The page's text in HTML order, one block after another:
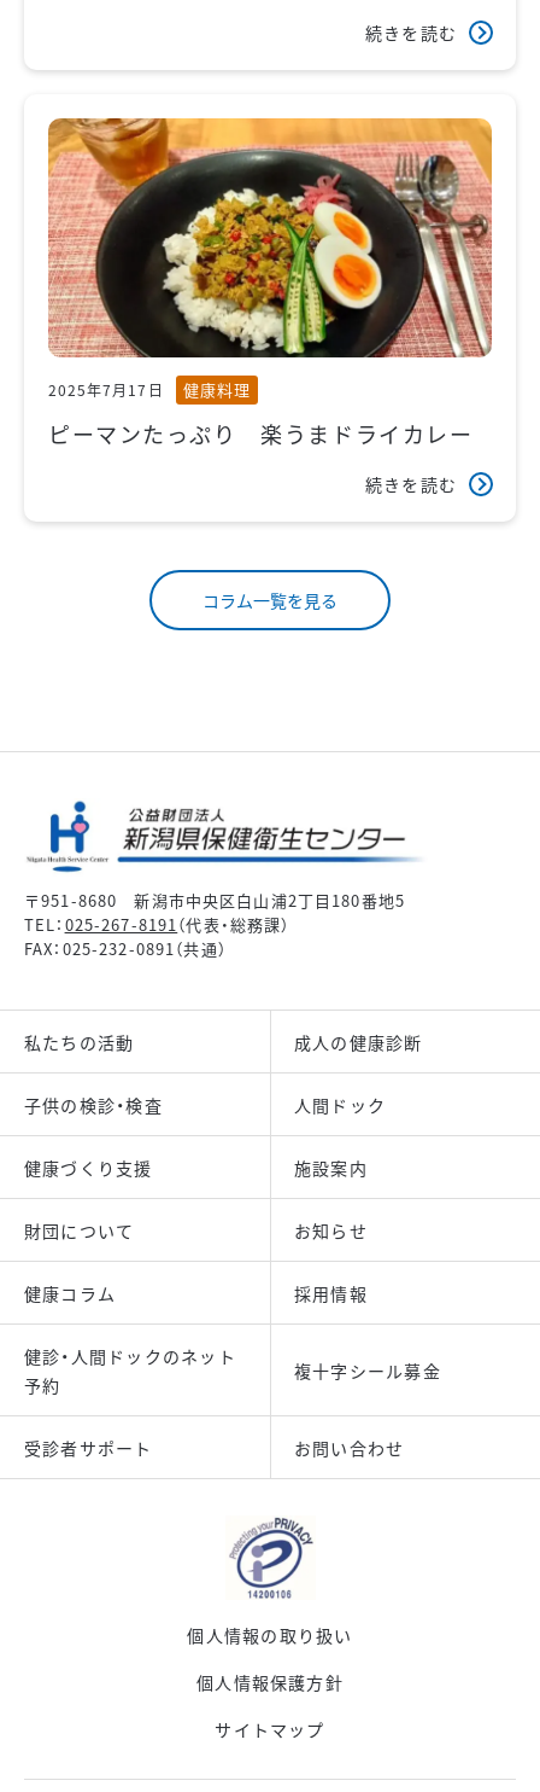
続きを読む
2025年7月17日 健康料理
ピーマンたっぷり 楽うまドライカレー
続きを読む
コラム一覧を見る
〒951-8680 新潟市中央区白山浦2丁目180番地5
TEL： 025-267-8191（代表・総務課）
FAX：025-232-0891（共通）
私たちの活動 成人の健康診断
子供の検診・検査 人間ドック
健康づくり支援 施設案内
財団について お知らせ
健康コラム 採用情報
健診・人間ドックのネット
予約
複十字シール募金
受診者サポート お問い合わせ
個人情報の取り扱い
個人情報保護方針
サイトマップ